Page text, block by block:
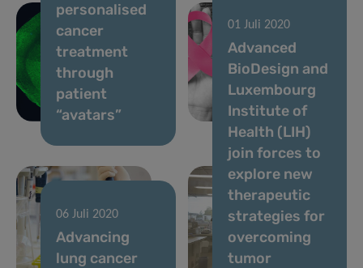
personalised
cancer
treatment
through
patient
“avatars”
molecular
changes
driving
metastatic
breast cancer
06 Juli 2020
Advancing
lung cancer
01 Juli 2020
Advanced
BioDesign and
Luxembourg
Institute of
Health (LIH)
join forces to
explore new
therapeutic
strategies for
overcoming
tumor